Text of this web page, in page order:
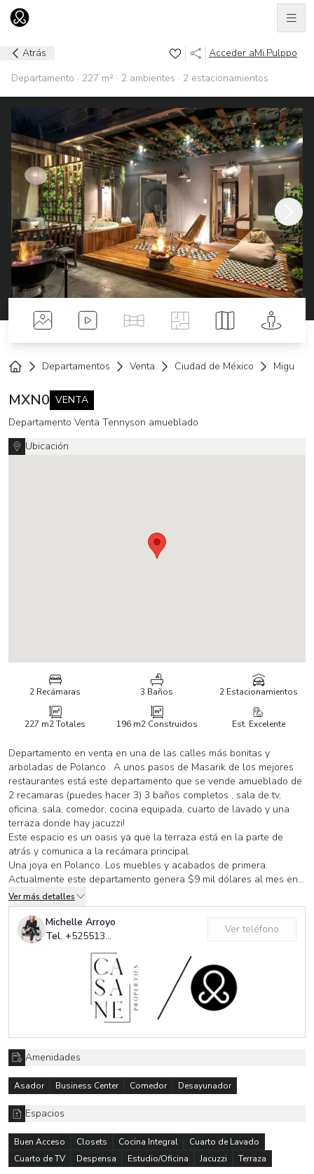
Ir al home
Atrás Acceder aMi.Pulppo
Departamento · 227 m² · 2 ambientes · 2 estacionamientos
Fotos Videos Tour VirtualPlanos Mapa Street
Departamentos Venta Ciudad de México Miguel
MXN0 VENTA
Departamento Venta Tennyson amueblado
Ubicación
2 Recámaras 3 Baños 2 Estacionamientos
227 m2Totales 196 m2Construidos Est. Excelente
Departamento en venta en una de las calles más bonitas y
arboladas de Polanco . A unos pasos de Masarik de los mejores
restaurantes está este departamento que se vende amueblado de
2 recamaras (puedes hacer 3) 3 baños completos , sala de tv,
oficina, sala, comedor, cocina equipada, cuarto de lavado y una
terraza donde hay jacuzzi!
Este espacio es un oasis ya que la terraza está en la parte de
atrás y comunica a la recámara principal.
Una joya en Polanco. Los muebles y acabados de primera.
Actualmente este departamento genera $9 mil dólares al mes en
rentas por air bnb cobrando la noche desde $400 dólares diarios
Vale mucho la pena conocer el estilo y belleza de este
departamento amueblado, los toques en accesorios, diseño y
arquitectura son de revista. Dejando un concepto totalmente al
gusto de los más exigentes!
Actualmente cuenta con un proyecto para renovar fachada y
gimnasio del edificio que comein
Ver más detalles
Michelle Arroyo
Tel. +525513818186
Ver teléfono
Amenidades
Asador Business Center Comedor Desayunador
Espacios
Buen Acceso Closets Cocina Integral
Cuarto de Lavado
Cuarto de TV
Despensa Estudio/Oficina Jacuzzi Terraza